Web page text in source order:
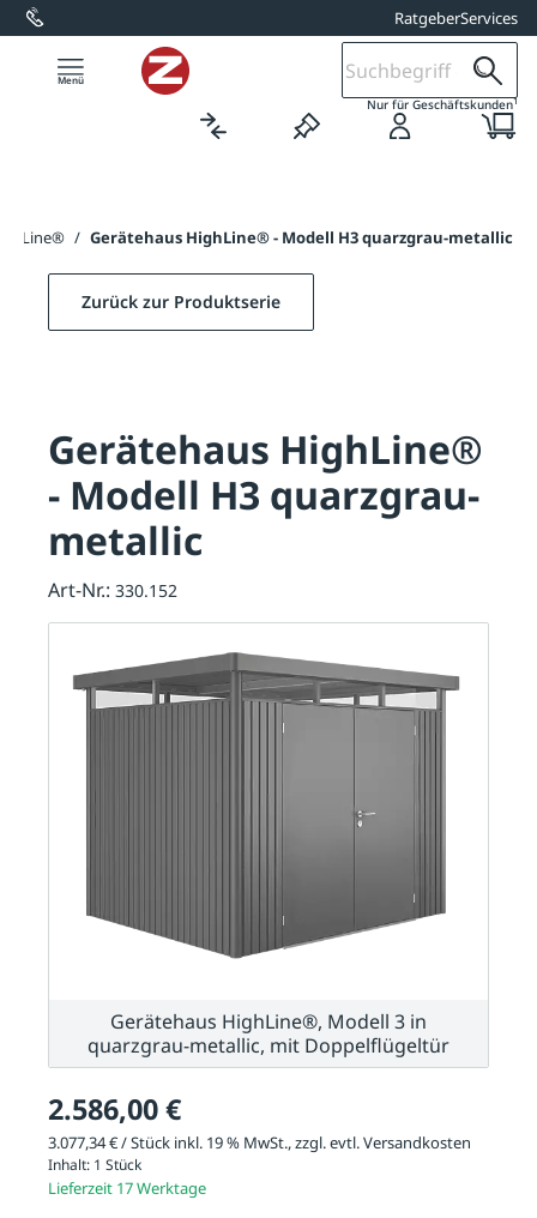
springen RatgeberServices
Nur für Geschäftskunden1
/ Gerätehaus HighLine® - Modell H3 quarzgrau-metallic
2.586,00 €
3.077,34 € / Stück inkl. 19 % MwSt., zzgl. evtl.Versandkosten
Inhalt: 1 Stück
Lieferzeit 17 Werktage
Zurück zur Produktserie
Gerätehaus HighLine®
- Modell H3 quarzgrau-
metallic
Art-Nr.: 330.152
Gerätehaus HighLine®, Modell 3 in
quarzgrau-metallic, mit Doppelflügeltür